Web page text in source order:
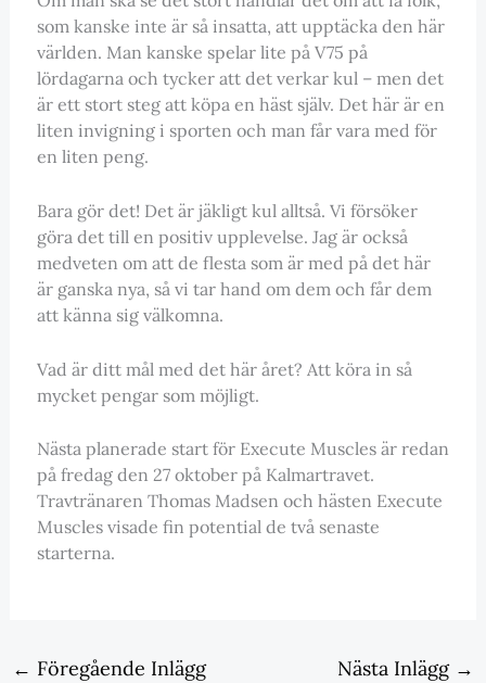
som kanske inte är så insatta, att upptäcka den här
världen. Man kanske spelar lite på V75 på
lördagarna och tycker att det verkar kul – men det
är ett stort steg att köpa en häst själv. Det här är en
liten invigning i sporten och man får vara med för
en liten peng.
Bara gör det! Det är jäkligt kul alltså. Vi försöker
göra det till en positiv upplevelse. Jag är också
medveten om att de flesta som är med på det här
är ganska nya, så vi tar hand om dem och får dem
att känna sig välkomna.
Vad är ditt mål med det här året? Att köra in så
mycket pengar som möjligt.
Nästa planerade start för Execute Muscles är redan
på fredag den 27 oktober på Kalmartravet.
Travtränaren Thomas Madsen och hästen Execute
Muscles visade fin potential de två senaste
starterna.
← Föregående Inlägg Nästa Inlägg →